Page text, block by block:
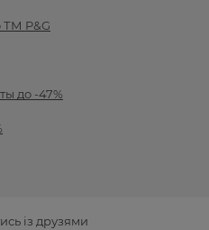
ТМ P&G
до -47%
із друзями